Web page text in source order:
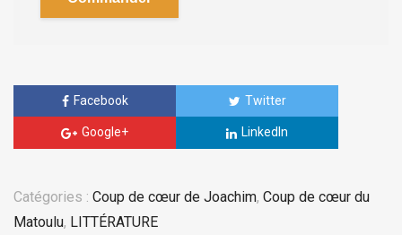
Facebook Twitter
Google+ LinkedIn
Catégories : Coup de cœur de Joachim, Coup de cœur du
Matoulu, LITTÉRATURE